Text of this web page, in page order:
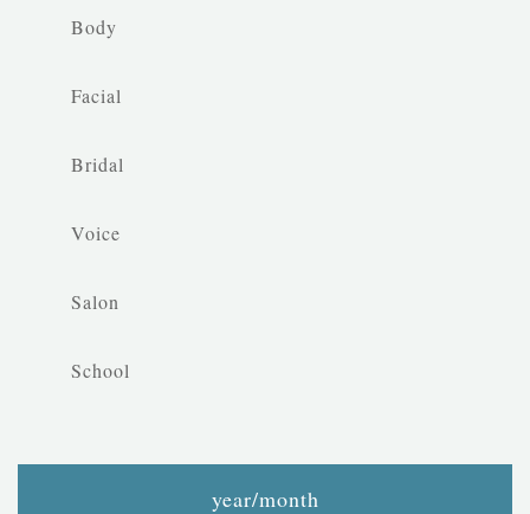
Body
Facial
Bridal
Voice
Salon
School
year/month